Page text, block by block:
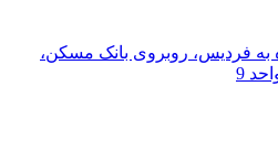
به فردیس، روبروی بانک مسکن،
9